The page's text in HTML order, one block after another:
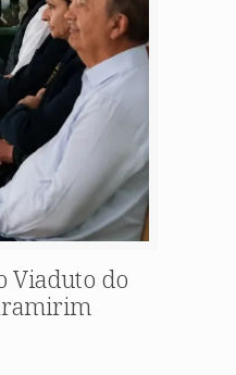
Viaduto do